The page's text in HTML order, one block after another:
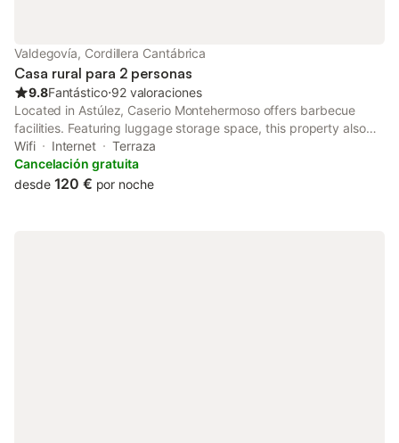
Valdegovía, Cordillera Cantábrica
Casa rural para 2 personas
9.8Fantástico⋅92 valoraciones
Located in Astúlez, Caserio Montehermoso offers barbecue
facilities. Featuring luggage storage space, this property also
provides guests with an outdoor fireplace.
Wifi Internet
Terraza
Cancelación gratuita
desde 120 € por noche